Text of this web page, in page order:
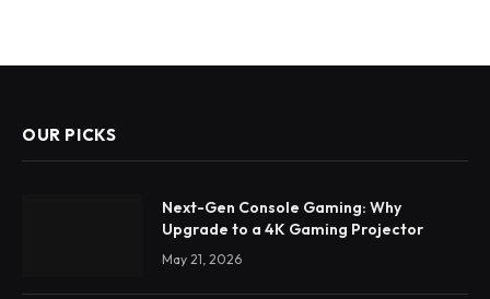
OUR PICKS
Next-Gen Console Gaming: Why
Upgrade to a 4K Gaming Projector
May 21, 2026